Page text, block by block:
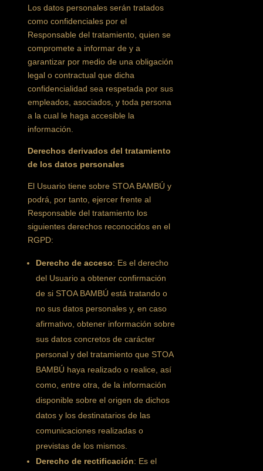
Los datos personales serán tratados
como confidenciales por el
Responsable del tratamiento, quien se
compromete a informar de y a
garantizar por medio de una obligación
legal o contractual que dicha
confidencialidad sea respetada por sus
empleados, asociados, y toda persona
a la cual le haga accesible la
información.
Derechos derivados del tratamiento
de los datos personales
El Usuario tiene sobre STOA BAMBÚ y
podrá, por tanto, ejercer frente al
Responsable del tratamiento los
siguientes derechos reconocidos en el
RGPD:
Derecho de acceso: Es el derecho
del Usuario a obtener confirmación
de si STOA BAMBÚ está tratando o
no sus datos personales y, en caso
afirmativo, obtener información sobre
sus datos concretos de carácter
personal y del tratamiento que STOA
BAMBÚ haya realizado o realice, así
como, entre otra, de la información
disponible sobre el origen de dichos
datos y los destinatarios de las
comunicaciones realizadas o
previstas de los mismos.
Derecho de rectificación: Es el